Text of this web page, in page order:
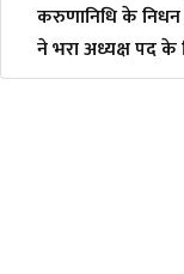
करुणानिधि के
ने भरा अध्यक्ष पद के